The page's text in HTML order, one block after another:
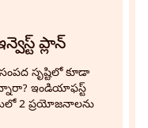
ప్లాన్
సృష్టిలో కూడా
ఇండియాఫస్ట్
2 ప్రయోజనాలను